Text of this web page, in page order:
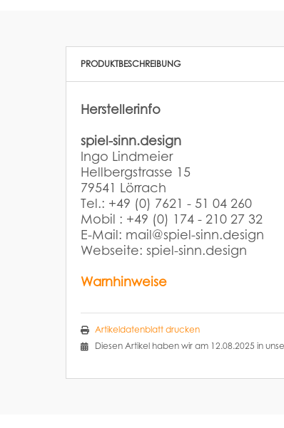
PRODUKTBESCHREIBUNG
Herstellerinfo
spiel-sinn.design
Ingo Lindmeier
Hellbergstrasse 15
79541 Lörrach
Tel.: +49 (0) 7621 - 51 04 260
Mobil : +49 (0) 174 - 210 27 32
E-Mail: mail@spiel-sinn.design
Webseite: spiel-sinn.design
Warnhinweise
Artikeldatenblatt drucken
Diesen Artikel haben wir am 12.08.2025 in